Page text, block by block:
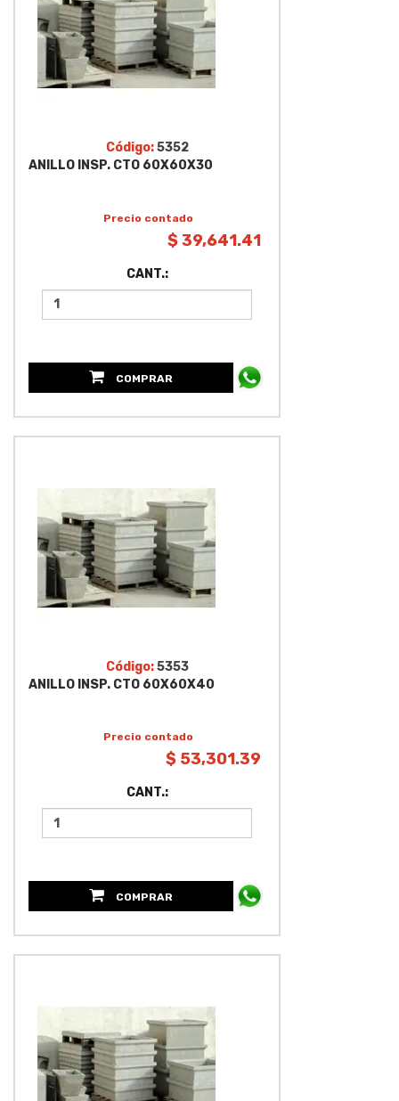
Código:5352
ANILLO INSP. CTO 60X60X30
Precio contado
$ 39,641.41
CANT.:
COMPRAR
Código:5353
ANILLO INSP. CTO 60X60X40
Precio contado
$ 53,301.39
CANT.:
COMPRAR